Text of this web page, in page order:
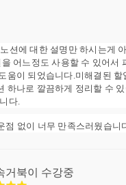
션에 대한 설명만 하시는게
어느정도 사용할 수 있어서
움이 되었습니다.미해결된
하나로 깔끔하게 정리할 수
다.
점 없이 너무 만족스러웠습니
거북이 수강중